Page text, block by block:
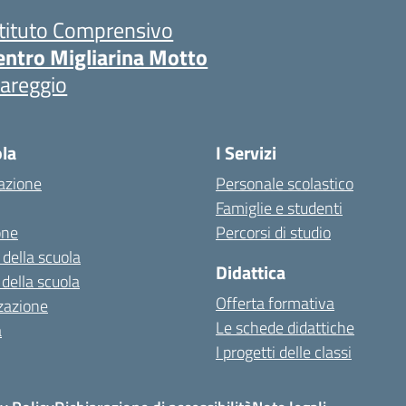
Comprensivo
Migliarina Motto
scuola
scuola
I Servizi
Personale scolastico
Famiglie e studenti
Percorsi di studio
Didattica
Offerta formativa
Le schede didattiche
I progetti delle classi